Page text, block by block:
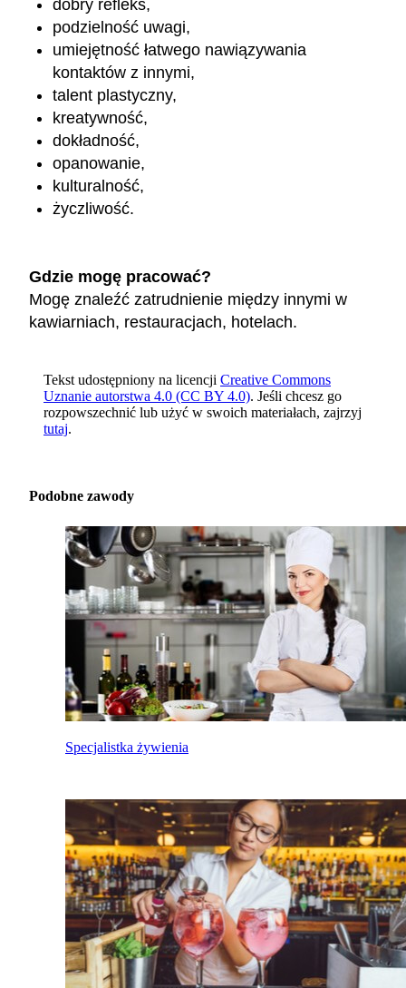
dobry refleks,
podzielność uwagi,
umiejętność łatwego nawiązywania
kontaktów z innymi,
talent plastyczny,
kreatywność,
dokładność,
opanowanie,
kulturalność,
życzliwość.
Gdzie mogę pracować?
Mogę znaleźć zatrudnienie między innymi w
kawiarniach, restauracjach, hotelach.
Tekst udostępniony na licencji Creative Commons
Uznanie autorstwa 4.0 (CC BY 4.0). Jeśli chcesz go
rozpowszechnić lub użyć w swoich materiałach, zajrzyj
tutaj.
Podobne zawody
Specjalistka żywienia